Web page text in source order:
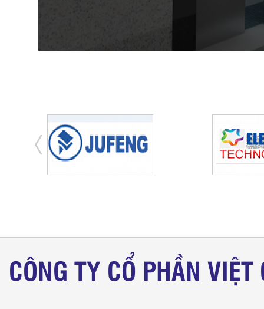
CÔNG TY CỔ PHẦN VIỆT